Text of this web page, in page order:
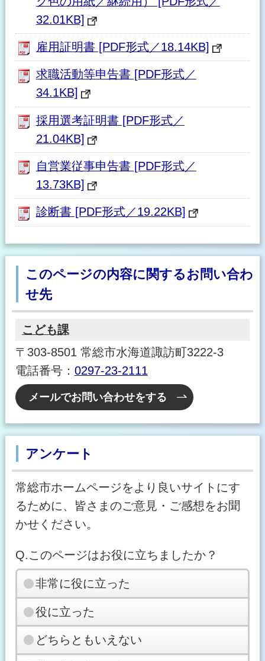
32.01KB]
雇用証明書 [PDF形式／18.14KB]
求職活動等申告書 [PDF形式／
34.1KB]
採用選考証明書 [PDF形式／
21.04KB]
自営業従事申告書 [PDF形式／
13.73KB]
診断書 [PDF形式／19.22KB]
このページの内容に関するお問い合わ
せ先
こども課
〒303-8501 常総市水海道諏訪町3222-3
電話番号： 0297-23-2111
メールでお問い合わせをする
アンケート
常総市ホームページをより良いサイトにす
るために、皆さまのご意見・ご感想をお聞
かせください。
Q.このページはお役に立ちましたか？
非常に役に立った
役に立った
どちらともいえない